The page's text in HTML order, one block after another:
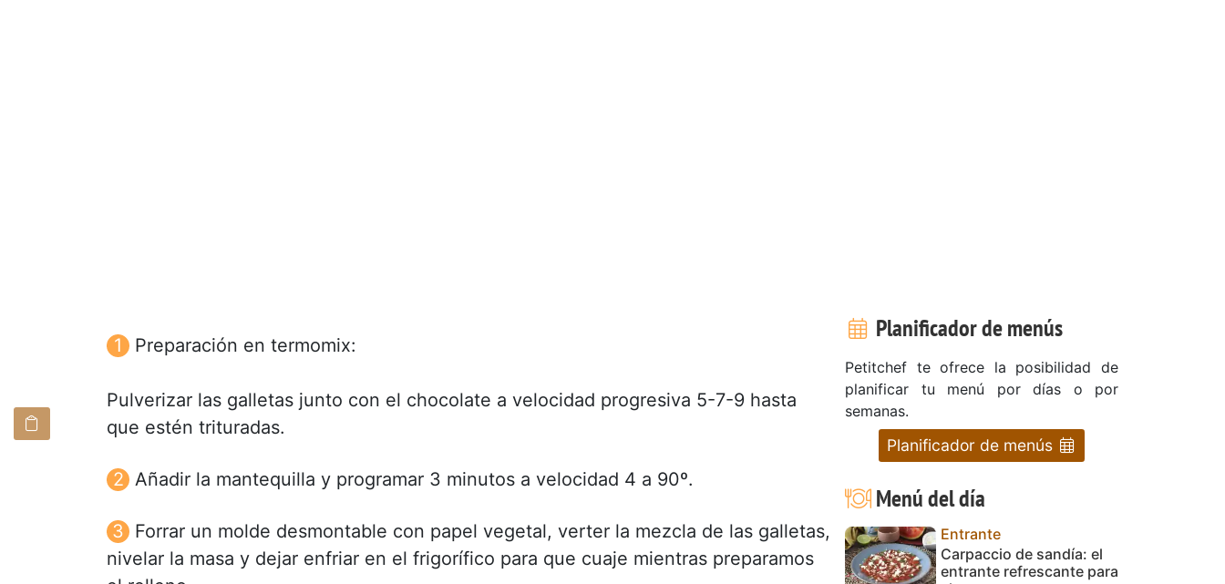
Preparación en termomix:
Pulverizar las galletas junto con el chocolate a velocidad progresiva 5-7-9 hasta
que estén trituradas.
Añadir la mantequilla y programar 3 minutos a velocidad 4 a 90º.
Forrar un molde desmontable con papel vegetal, verter la mezcla de las galletas,
nivelar la masa y dejar enfriar en el frigorífico para que cuaje mientras preparamos
Planificador de menús
Petitchef te ofrece la posibilidad de
planificar tu menú por días o por
semanas.
Planificador de menús
Menú del día
Entrante
Carpaccio de sandía: el
entrante refrescante para